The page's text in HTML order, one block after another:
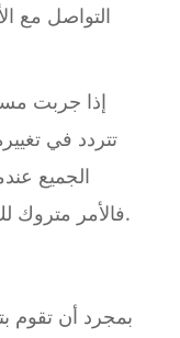
التواصل مع
إذا جربت
تتردد في
الجميع
فالأمر متروك لك لتحدد نمط الحياة الذي تبحث عنه.
بمجرد أن تقوم